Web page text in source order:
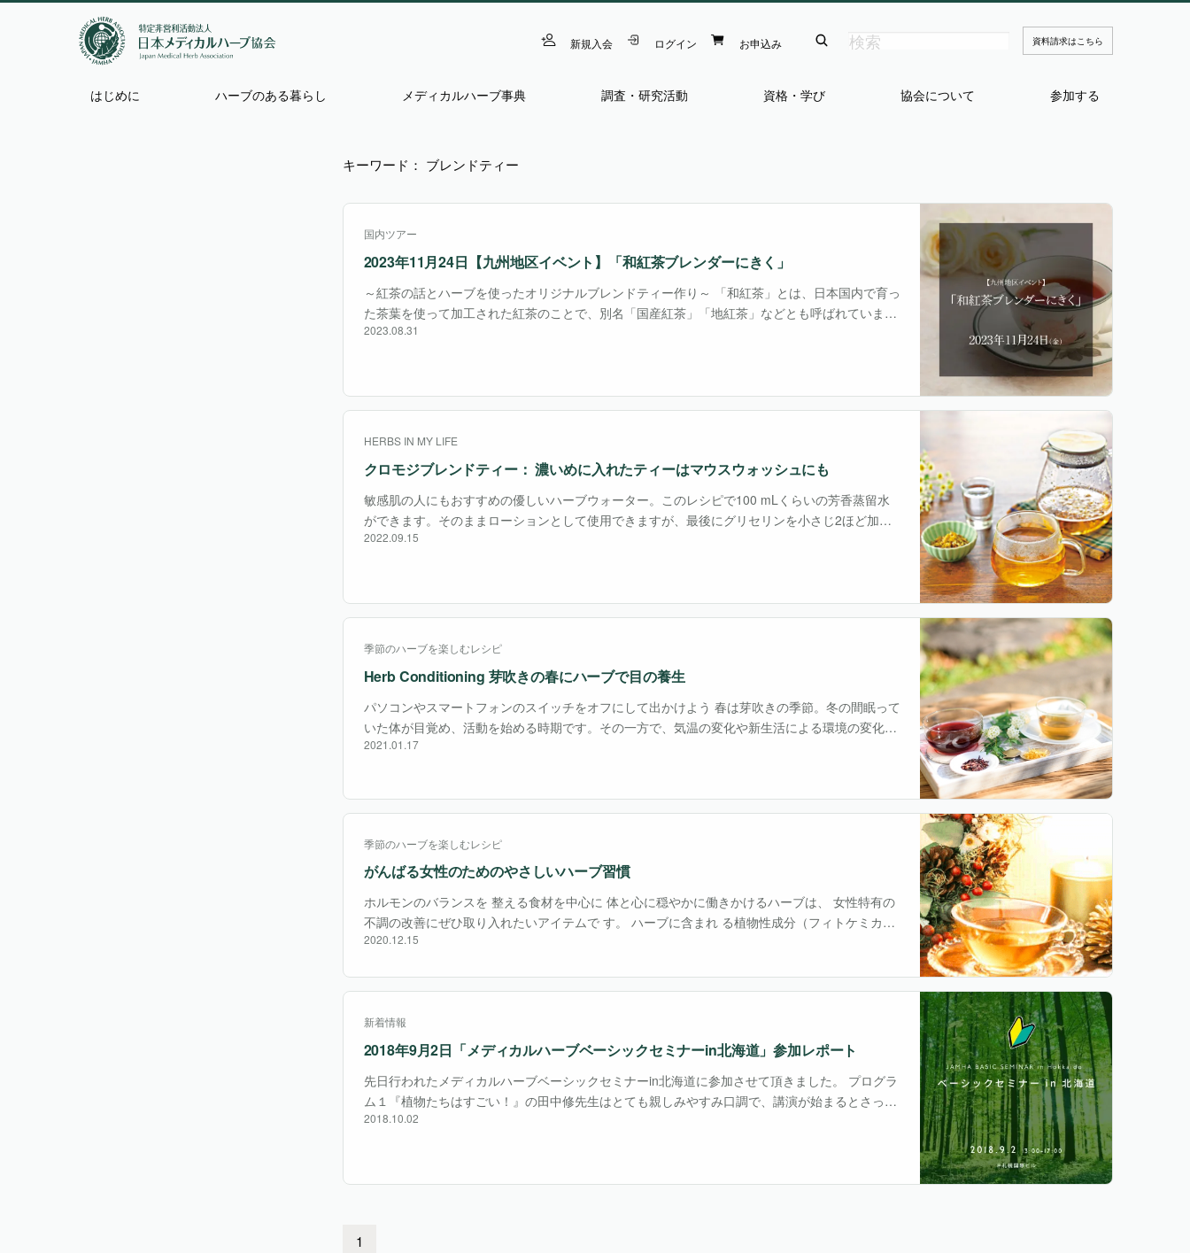
新規入会 ログイン お申込み 資料請求はこちら
はじめに ハーブのある暮らし メディカルハーブ事典 調査・研究活動 資格・学び 協会について 参加する
キーワード： ブレンドティー
国内ツアー
2023年11月24日【九州地区イベント】「和紅茶ブレンダーにきく」
～紅茶の話とハーブを使ったオリジナルブレンドティー作り～ 「和紅茶」とは、日本国内で育っ
た茶葉を使って加工された紅茶のことで、別名「国産紅茶」「地紅茶」などとも呼ばれていま
す。今回は佐賀市内で日本初の和紅茶専門店をオープンし、20年に渡って和紅茶の魅力を発信し
2023.08.31
HERBS IN MY LIFE
クロモジブレンドティー： 濃いめに入れたティーはマウスウォッシュにも
敏感肌の人にもおすすめの優しいハーブウォーター。このレシピで100 mLくらいの芳香蒸留水
ができます。そのままローションとして使用できますが、最後にグリセリンを小さじ2ほど加え
ると、とろりとしたテクスチャーになり、保湿効果がより高まります。
2022.09.15
季節のハーブを楽しむレシピ
Herb Conditioning 芽吹きの春にハーブで目の養生
パソコンやスマートフォンのスイッチをオフにして出かけよう 春は芽吹きの季節。冬の間眠って
いた体が目覚め、活動を始める時期です。その一方で、気温の変化や新生活による環境の変化で
ストレスがたまりやすく、体調が不安定になりがち。目にも影響が出て、眼精疲労や目の乾き、
2021.01.17
季節のハーブを楽しむレシピ
がんばる女性のためのやさしいハーブ習慣
ホルモンのバランスを 整える食材を中心に 体と心に穏やかに働きかけるハーブは、 女性特有の
不調の改善にぜひ取り入れたいアイテムで す。 ハーブに含まれ る植物性成分（フィトケミカ
ル）は、自律神経の働きやホルモンの分泌を適切に調節し、心身両面に同時に作用することで、
2020.12.15
新着情報
2018年9月2日「メディカルハーブベーシックセミナーin北海道」参加レポート
先日行われたメディカルハーブベーシックセミナーin北海道に参加させて頂きました。 プログラ
ム１『植物たちはすごい！』の田中修先生はとても親しみやすみ口調で、講演が始まるとさっそ
く会場を和ませて下さっていました。 まず始めに印象に残ったのが『環境を知ることは身近な植
2018.10.02
1